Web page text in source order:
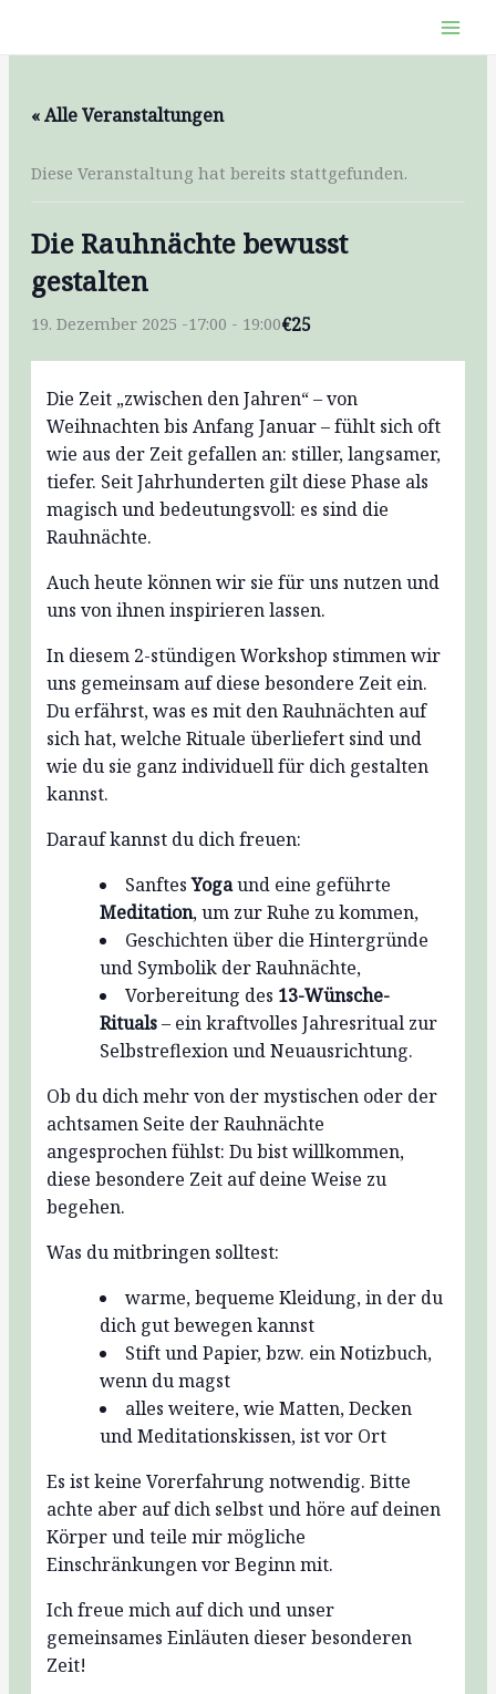
« Alle Veranstaltungen
Diese Veranstaltung hat bereits stattgefunden.
Die Rauhnächte bewusst
gestalten
19. Dezember 2025 -17:00 - 19:00€25
Die Zeit „zwischen den Jahren“ – von
Weihnachten bis Anfang Januar – fühlt sich oft
wie aus der Zeit gefallen an: stiller, langsamer,
tiefer. Seit Jahrhunderten gilt diese Phase als
magisch und bedeutungsvoll: es sind die
Rauhnächte.
Auch heute können wir sie für uns nutzen und
uns von ihnen inspirieren lassen.
In diesem 2-stündigen Workshop stimmen wir
uns gemeinsam auf diese besondere Zeit ein.
Du erfährst, was es mit den Rauhnächten auf
sich hat, welche Rituale überliefert sind und
wie du sie ganz individuell für dich gestalten
kannst.
Darauf kannst du dich freuen:
SanftesYogaund eine geführte
Meditation, um zur Ruhe zu kommen,
Geschichten über die Hintergründe
und Symbolik der Rauhnächte,
Vorbereitung des 13-Wünsche-
Rituals– ein kraftvolles Jahresritual zur
Selbstreflexion und Neuausrichtung.
Ob du dich mehr von der mystischen oder der
achtsamen Seite der Rauhnächte
angesprochen fühlst: Du bist willkommen,
diese besondere Zeit auf deine Weise zu
begehen.
Was du mitbringen solltest:
warme, bequeme Kleidung, in der du
dich gut bewegen kannst
Stift und Papier, bzw. ein Notizbuch,
wenn du magst
alles weitere, wie Matten, Decken
und Meditationskissen, ist vor Ort
Es ist keine Vorerfahrung notwendig. Bitte
achte aber auf dich selbst und höre auf deinen
Körper und teile mir mögliche
Einschränkungen vor Beginn mit.
Ich freue mich auf dich und unser
gemeinsames Einläuten dieser besonderen
Zeit!